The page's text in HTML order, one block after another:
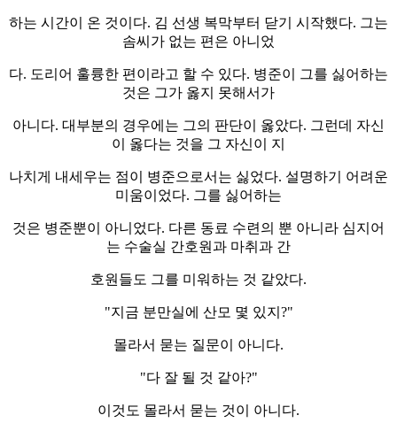
하는 시간이 온 것이다. 김 선생 복막부터 닫기 시작했다. 그는
솜씨가 없는 편은 아니었
다. 도리어 훌륭한 편이라고 할 수 있다. 병준이 그를 싫어하는
것은 그가 옳지 못해서가
아니다. 대부분의 경우에는 그의 판단이 옳았다. 그런데 자신
이 옳다는 것을 그 자신이 지
나치게 내세우는 점이 병준으로서는 싫었다. 설명하기 어려운
미움이었다. 그를 싫어하는
것은 병준뿐이 아니었다. 다른 동료 수련의 뿐 아니라 심지어
는 수술실 간호원과 마취과 간
호원들도 그를 미워하는 것 같았다.
"지금 분만실에 산모 몇 있지?"
몰라서 묻는 질문이 아니다.
"다 잘 될 것 같아?"
이것도 몰라서 묻는 것이 아니다.